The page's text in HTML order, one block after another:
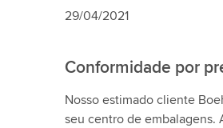
29/04/2021
Conformidade por
Nosso estimado cliente
seu centro de embalagens.